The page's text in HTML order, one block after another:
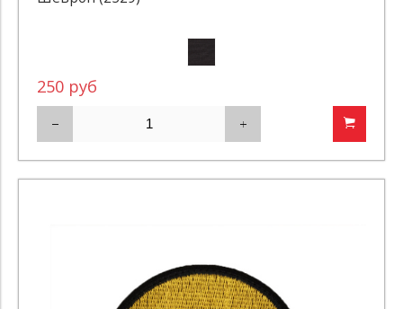
250 руб